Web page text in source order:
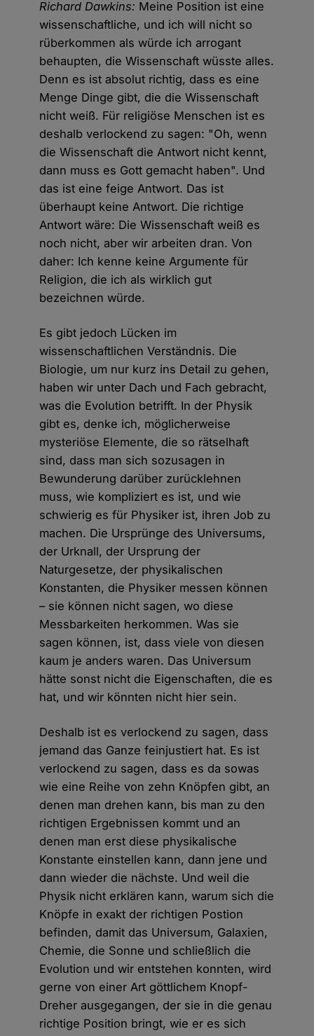
Richard Dawkins: Meine Position ist eine
wissenschaftliche, und ich will nicht so
rüberkommen als würde ich arrogant
behaupten, die Wissenschaft wüsste alles.
Denn es ist absolut richtig, dass es eine
Menge Dinge gibt, die die Wissenschaft
nicht weiß. Für religiöse Menschen ist es
deshalb verlockend zu sagen: "Oh, wenn
die Wissenschaft die Antwort nicht kennt,
dann muss es Gott gemacht haben". Und
das ist eine feige Antwort. Das ist
überhaupt keine Antwort. Die richtige
Antwort wäre: Die Wissenschaft weiß es
noch nicht, aber wir arbeiten dran. Von
daher: Ich kenne keine Argumente für
Religion, die ich als wirklich gut
bezeichnen würde.
Es gibt jedoch Lücken im
wissenschaftlichen Verständnis. Die
Biologie, um nur kurz ins Detail zu gehen,
haben wir unter Dach und Fach gebracht,
was die Evolution betrifft. In der Physik
gibt es, denke ich, möglicherweise
mysteriöse Elemente, die so rätselhaft
sind, dass man sich sozusagen in
Bewunderung darüber zurücklehnen
muss, wie kompliziert es ist, und wie
schwierig es für Physiker ist, ihren Job zu
machen. Die Ursprünge des Universums,
der Urknall, der Ursprung der
Naturgesetze, der physikalischen
Konstanten, die Physiker messen können
– sie können nicht sagen, wo diese
Messbarkeiten herkommen. Was sie
sagen können, ist, dass viele von diesen
kaum je anders waren. Das Universum
hätte sonst nicht die Eigenschaften, die es
hat, und wir könnten nicht hier sein.
Deshalb ist es verlockend zu sagen, dass
jemand das Ganze feinjustiert hat. Es ist
verlockend zu sagen, dass es da sowas
wie eine Reihe von zehn Knöpfen gibt, an
denen man drehen kann, bis man zu den
richtigen Ergebnissen kommt und an
denen man erst diese physikalische
Konstante einstellen kann, dann jene und
dann wieder die nächste. Und weil die
Physik nicht erklären kann, warum sich die
Knöpfe in exakt der richtigen Postion
befinden, damit das Universum, Galaxien,
Chemie, die Sonne und schließlich die
Evolution und wir entstehen konnten, wird
gerne von einer Art göttlichem Knopf-
Dreher ausgegangen, der sie in die genau
richtige Position bringt, wie er es sich